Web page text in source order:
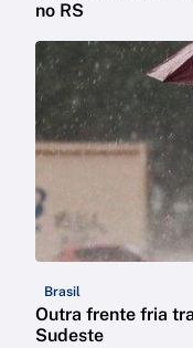
no RS
Brasil
Outra frente fria
Sudeste